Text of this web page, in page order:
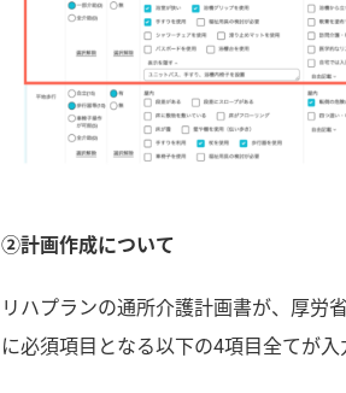
②計画作成について
リハプランの通所介護計画書が、厚労
に必須項目となる以下の4項目全てが入